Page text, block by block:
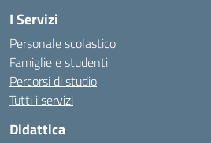
I Servizi
Personale scolastico
Famiglie e studenti
Percorsi di studio
Tutti i servizi
Didattica